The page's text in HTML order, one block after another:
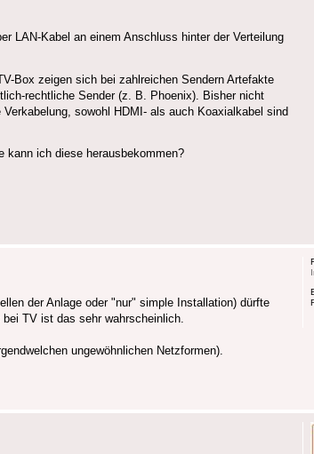
LAN-Kabel an einem Anschluss hinter der Verteilung
Box zeigen sich bei zahlreichen Sendern Artefakte
rechtliche Sender (z. B. Phoenix). Bisher nicht
sowohl HDMI- als auch Koaxialkabel sind
kann ich diese herausbekommen?
der Anlage oder "nur" simple Installation) dürfte
TV ist das sehr wahrscheinlich.
ungewöhnlichen Netzformen).